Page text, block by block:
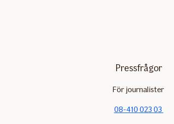
Pressfrågor
För journalister
08-410 023 03